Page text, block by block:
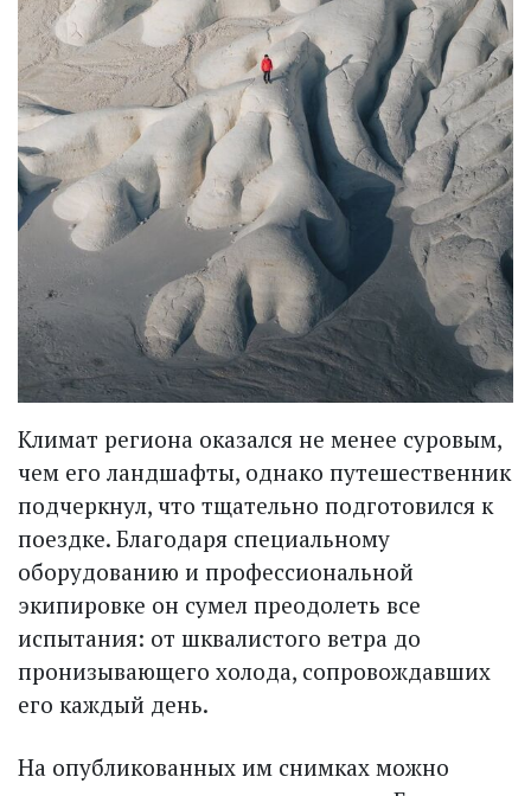
Климат региона оказался не менее суровым,
чем его ландшафты, однако путешественник
подчеркнул, что тщательно подготовился к
поездке. Благодаря специальному
оборудованию и профессиональной
экипировке он сумел преодолеть все
испытания: от шквалистого ветра до
пронизывающего холода, сопровождавших
его каждый день.
На опубликованных им снимках можно